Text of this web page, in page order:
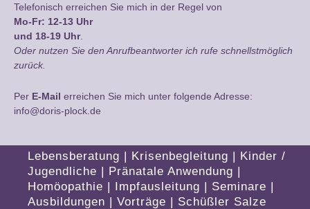
Telefonisch erreichen Sie mich in der Regel von
Mo-Fr: 12-13 Uhr
und 18-19 Uhr.
Oder nutzen Sie den Anrufbeantworter ich rufe schnellstmöglich
zurück.
Per E-Mail erreichen Sie mich unter folgende Adresse:
info@doris-plock.de
Lebensberatung | Krisenbegleitung | Kinder /
Jugendliche | Pränatale Anwendung |
Homöopathie | Impfausleitung | Seminare |
Ausbildungen | Vorträge | Schüßler Salze